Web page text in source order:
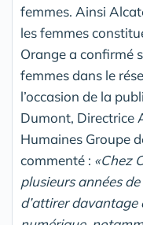
femmes. Ainsi
les femmes
Orange a confirmé
femmes dans le
l’occasion de la
Dumont, Directrice
Humaines Groupe
commenté : «Chez
plusieurs années
d’attirer davantage